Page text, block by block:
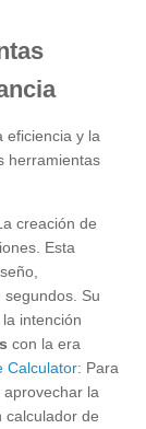
eficiencia y la
herramientas
creación de
Esta
Su
intención
con la era
Calculator: Para
la
calculador de